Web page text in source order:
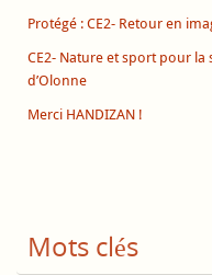
Protégé : CE2- Retour en
CE2- Nature et sport pour la
d’Olonne
Merci HANDIZAN !
Mots clés